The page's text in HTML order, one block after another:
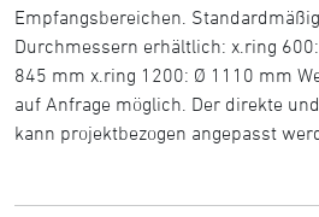
Empfangsbereichen.
Durchmessern erhältlich: x.ring
845 mm x.ring 1200: Ø 1110 mm
auf Anfrage möglich. Der direkte
kann projektbezogen angepasst